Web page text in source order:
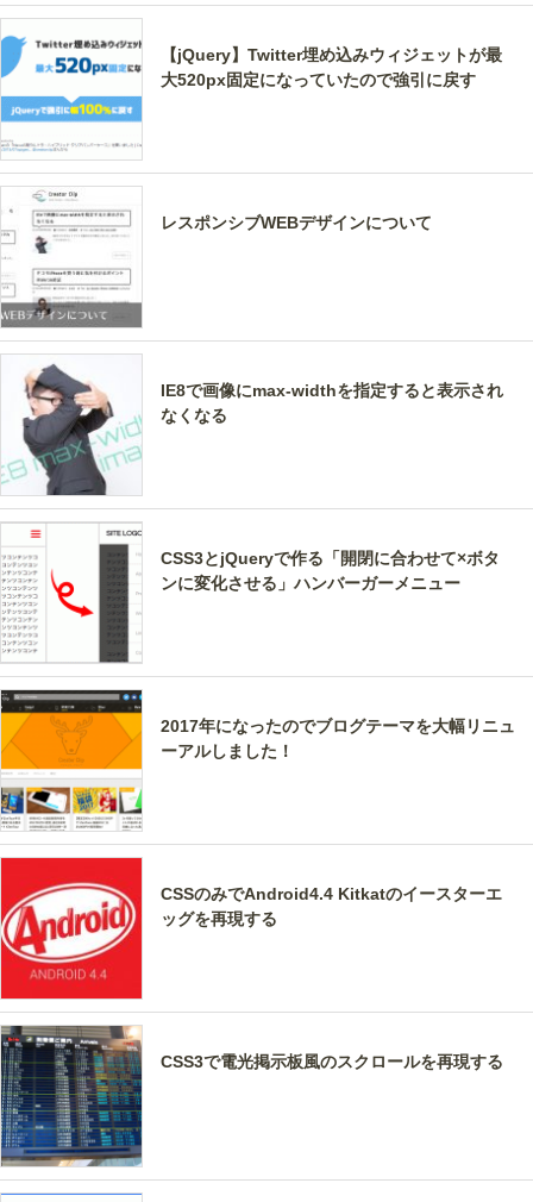
【jQuery】Twitter埋め込みウィジェットが最
大520px固定になっていたので強引に戻す
レスポンシブWEBデザインについて
IE8で画像にmax-widthを指定すると表示され
なくなる
CSS3とjQueryで作る「開閉に合わせて×ボタ
ンに変化させる」ハンバーガーメニュー
2017年になったのでブログテーマを大幅リニュ
ーアルしました！
CSSのみでAndroid4.4 Kitkatのイースターエ
ッグを再現する
CSS3で電光掲示板風のスクロールを再現する